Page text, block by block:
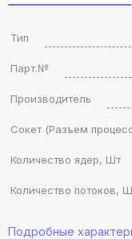
Тип
Парт.№
Производитель
Сокет (Разъем
Количество ядер, Шт
Количество потоков,
Подробные